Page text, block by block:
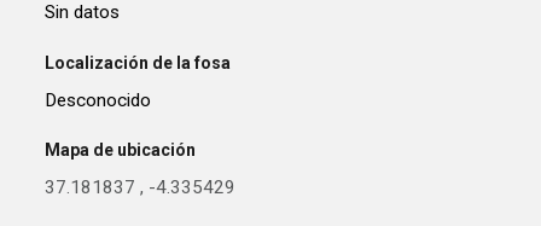
Sin datos
Localización de la fosa
Desconocido
Mapa de ubicación
37.181837 , -4.335429